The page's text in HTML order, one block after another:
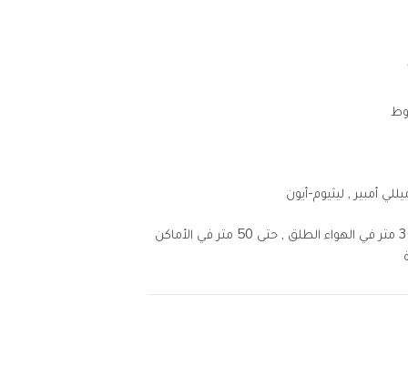
حتى 300 متر في الهواء الطلق , حتى 50 متر في الأماكن